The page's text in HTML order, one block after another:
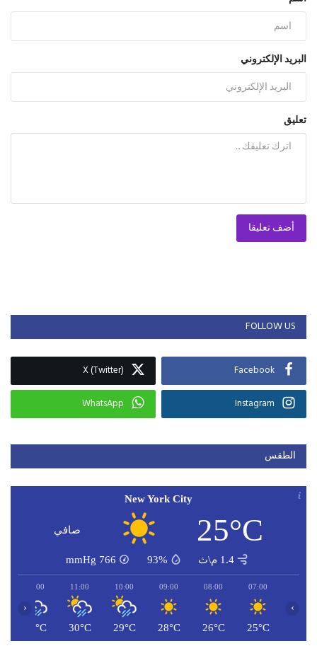
البريد الإلكتروني
تعليق
أضف تعليقا
FOLLOW US
Facebook
X (Twitter)
Instagram
WhatsApp
الطقس
New York City
25°C صافي
1.4 م\ث 93%
766
mmHg
07:00
25°C
08:00
26°C
09:00
28°C
10:00
29°C
11:00
30°C
12:00
31°C
‹ ›